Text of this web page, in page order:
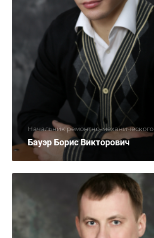
Начальник ремонтно-механического
Бауэр Борис Викторович